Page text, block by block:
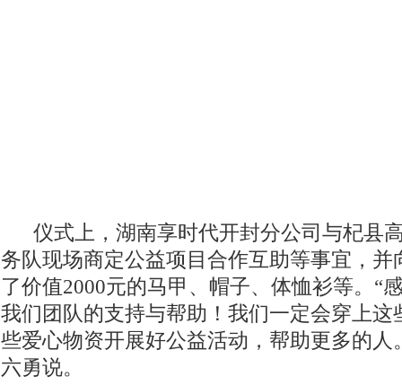
仪式上，湖南享时代开封分公司与杞县
务队现场商定公益项目合作互助等事宜，并
了价值2000元的马甲、帽子、体恤衫等。“
我们团队的支持与帮助！我们一定会穿上这
些爱心物资开展好公益活动，帮助更多的人
六勇说。